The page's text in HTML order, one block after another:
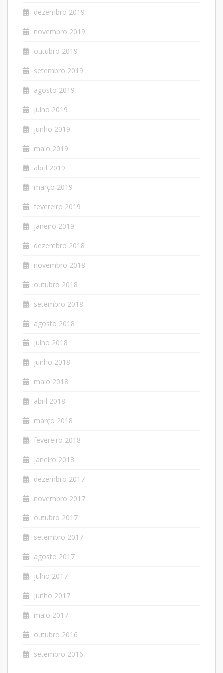
dezembro 2019
novembro 2019
outubro 2019
setembro 2019
agosto 2019
julho 2019
junho 2019
maio 2019
abril 2019
março 2019
fevereiro 2019
janeiro 2019
dezembro 2018
novembro 2018
outubro 2018
setembro 2018
agosto 2018
julho 2018
junho 2018
maio 2018
abril 2018
março 2018
fevereiro 2018
janeiro 2018
dezembro 2017
novembro 2017
outubro 2017
setembro 2017
agosto 2017
julho 2017
junho 2017
maio 2017
outubro 2016
setembro 2016